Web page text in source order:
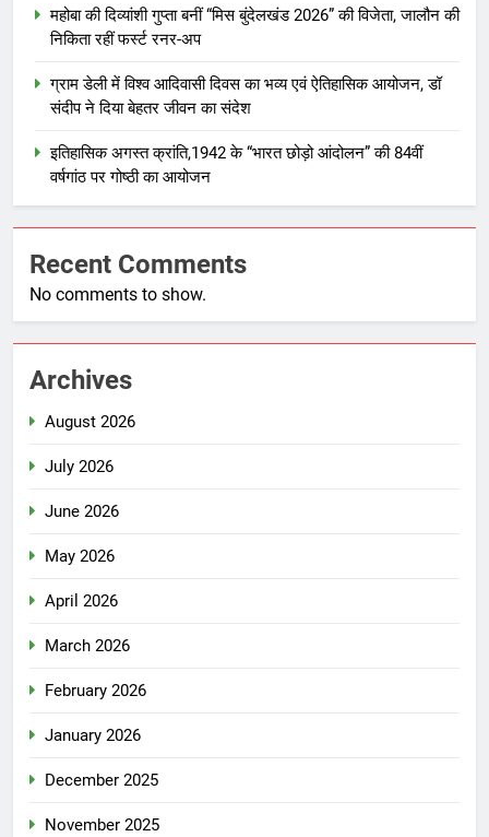
महोबा की दिव्यांशी गुप्ता बनीं “मिस बुंदेलखंड 2026” की विजेता, जालौन की
निकिता रहीं फर्स्ट रनर-अप
ग्राम डेली में विश्व आदिवासी दिवस का भव्य एवं ऐतिहासिक आयोजन, डॉ
संदीप ने दिया बेहतर जीवन का संदेश
इतिहासिक अगस्त क्रांति,1942 के “भारत छोड़ो आंदोलन” की 84वीं
वर्षगांठ पर गोष्ठी का आयोजन
Recent Comments
No comments to show.
Archives
August 2026
July 2026
June 2026
May 2026
April 2026
March 2026
February 2026
January 2026
December 2025
November 2025